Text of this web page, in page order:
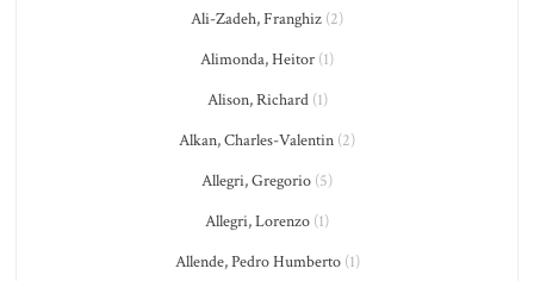
Ali-Zadeh, Franghiz (2)
Alimonda, Heitor (1)
Alison, Richard(1)
Alkan, Charles-Valentin (2)
Allegri, Gregorio (5)
Allegri, Lorenzo (1)
Allende, Pedro Humberto(1)